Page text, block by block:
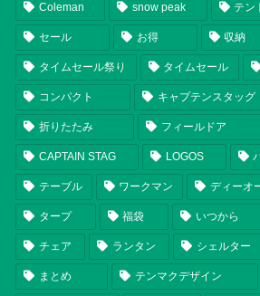
Coleman snow peak テン
セール お得 収納
タイムセール祭り タイムセール
コンパクト キャプテンスタッグ
折りたたみ フィールドア
CAPTAIN STAG LOGOS
テーブル ワークマン ディーオ
タープ 福袋 いつから
チェア ランタン シェルター
まとめ テンマクデザイン